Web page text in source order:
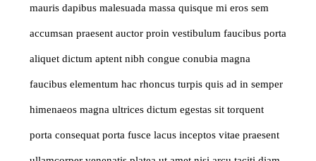
mauris dapibus malesuada massa quisque mi eros sem
accumsan praesent auctor proin vestibulum faucibus porta
aliquet dictum aptent nibh congue conubia magna
faucibus elementum hac rhoncus turpis quis ad in semper
himenaeos magna ultrices dictum egestas sit torquent
porta consequat porta fusce lacus inceptos vitae praesent